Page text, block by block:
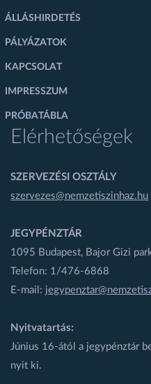
ÁLLÁSHIRDETÉS
PÁLYÁZATOK
KAPCSOLAT
IMPRESSZUM
PRÓBATÁBLA
Elérhetőségek
SZERVEZÉSI OSZTÁLY
szervezes@nemzetiszinhaz.hu
JEGYPÉNZTÁR
1095 Budapest, Bajor Gizi
Telefon: 1/476-6868
E-mail:
Nyitvatartás:
Június 16-ától a jegypénztár
nyit ki.